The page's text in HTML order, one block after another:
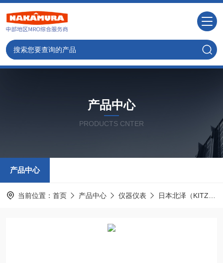
产品中心
PRODUCTS CNTER
产品中心
当前位置： 首页 产品中心 仪器仪表 日本北泽（KITZ）